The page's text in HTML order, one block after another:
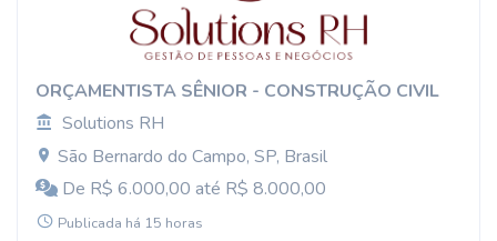
ORÇAMENTISTA SÊNIOR - CONSTRUÇÃO CIVIL
Solutions RH
São Bernardo do Campo, SP, Brasil
De R$ 6.000,00 até R$ 8.000,00
Publicada há 15 horas